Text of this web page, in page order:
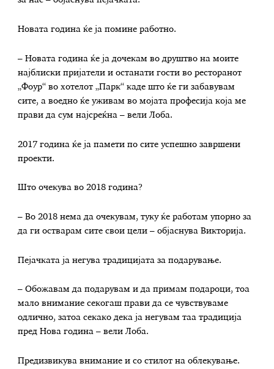
Новата година ќе ја помине работно.
– Новата година ќе ја дочекам во друштво на моите
најблиски пријатели и останати гости во ресторанот
„Фоур“ во хотелот „Парк“ каде што ќе ги забавувам
сите, а воедно ќе уживам во мојата професија која ме
прави да сум најсреќна – вели Лоба.
2017 година ќе ја памети по сите успешно завршени
проекти.
Што очекува во 2018 година?
– Во 2018 нема да очекувам, туку ќе работам упорно за
да ги остварам сите свои цели – објаснува Викторија.
Пејачката ја негува традицијата за подарување.
– Обожавам да подарувам и да примам подароци, тоа
мало внимание секогаш прави да се чувствуваме
одлично, затоа секако дека ја негувам таа традиција
пред Нова година – вели Лоба.
Предизвикува внимание и со стилот на облекување.